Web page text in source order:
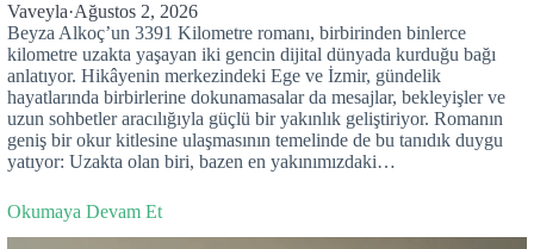
Vaveyla·Ağustos 2, 2026
Beyza Alkoç’un 3391 Kilometre romanı, birbirinden binlerce
kilometre uzakta yaşayan iki gencin dijital dünyada kurduğu bağı
anlatıyor. Hikâyenin merkezindeki Ege ve İzmir, gündelik
hayatlarında birbirlerine dokunamasalar da mesajlar, bekleyişler ve
uzun sohbetler aracılığıyla güçlü bir yakınlık geliştiriyor. Romanın
geniş bir okur kitlesine ulaşmasının temelinde de bu tanıdık duygu
yatıyor: Uzakta olan biri, bazen en yakınımızdaki…
Okumaya Devam Et